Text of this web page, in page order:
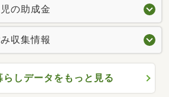
の助成金
収集情報
らしデータをもっと見る